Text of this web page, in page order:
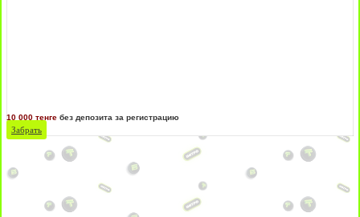
10 000 тенге без депозита за регистрацию
Забрать